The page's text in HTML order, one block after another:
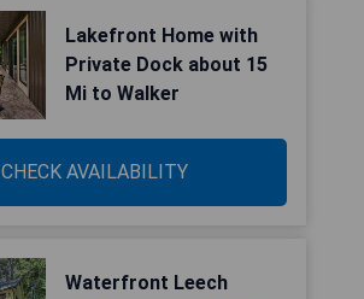
Lakefront Home with
Private Dock about 15
Mi to Walker
CHECK AVAILABILITY
Waterfront Leech